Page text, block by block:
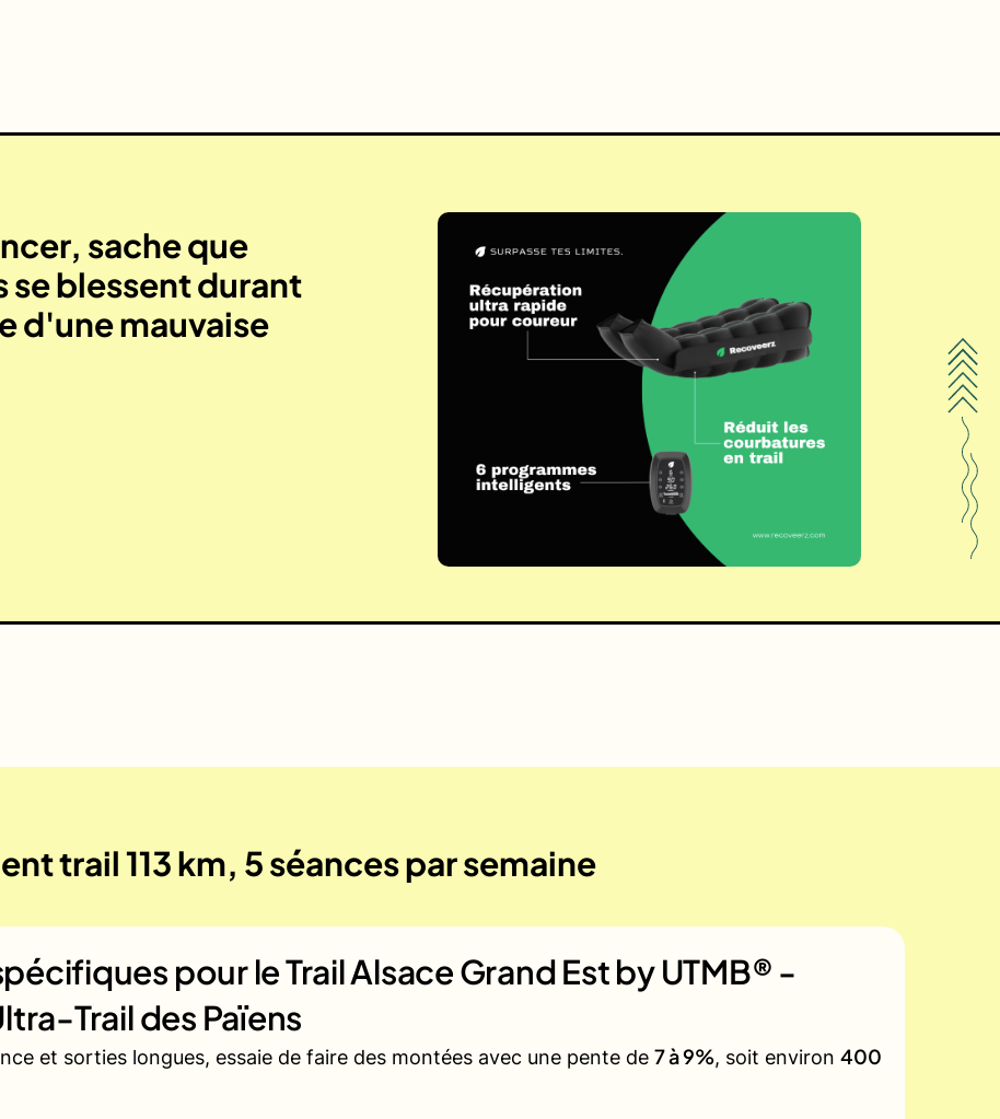
sache que
se blessent durant
d'une mauvaise
trail 113 km, 5 séances par semaine
pour leTrail Alsace Grand Est by UTMB® -
Trail des Païens
et sorties longues, essaie de faire des montées avec une pente de 7 à 9%, soit environ 400